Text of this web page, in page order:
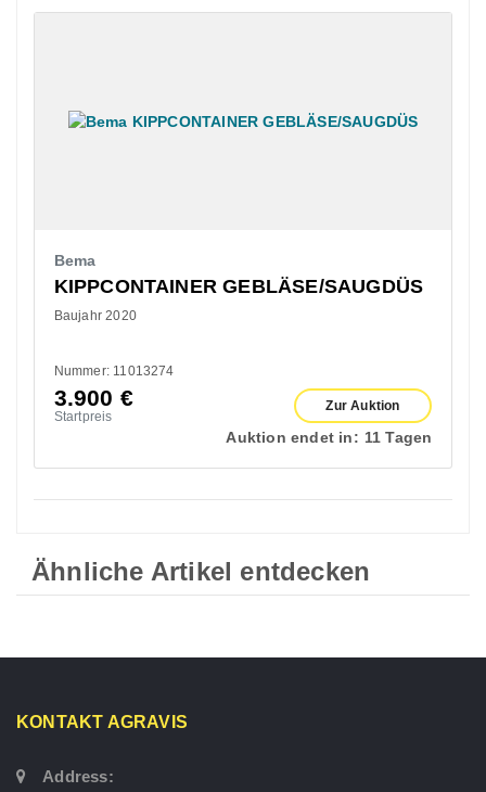
Bema
KIPPCONTAINER GEBLÄSE/SAUGDÜS
Baujahr 2020
Nummer: 11013274
3.900 €
Startpreis
Zur Auktion
Auktion endet in: 11 Tagen
Ähnliche Artikel entdecken
KONTAKT AGRAVIS
Address: